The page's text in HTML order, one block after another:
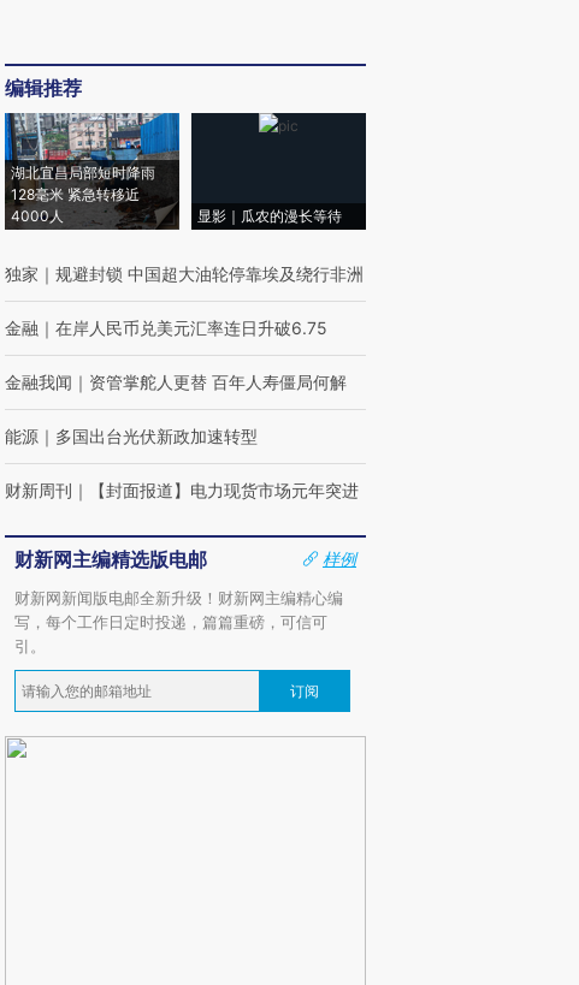
编辑推荐
湖北宜昌局部短时降雨
128毫米 紧急转移近
4000人
显影｜瓜农的漫长等待
独家 ｜ 规避封锁 中国超大油轮停靠埃及绕行非洲
金融 ｜ 在岸人民币兑美元汇率连日升破6.75
金融我闻 ｜ 资管掌舵人更替 百年人寿僵局何解
能源 ｜ 多国出台光伏新政加速转型
财新周刊 ｜ 【封面报道】电力现货市场元年突进
财新网主编精选版电邮
样例
财新网新闻版电邮全新升级！财新网主编精心编
写，每个工作日定时投递，篇篇重磅，可信可
引。
订阅